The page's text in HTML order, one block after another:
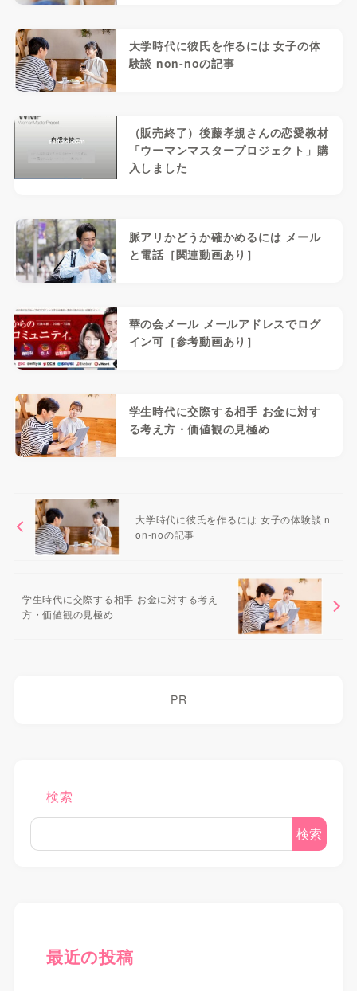
大学時代に彼氏を作るには 女子の体
験談 non-noの記事
（販売終了）後藤孝規さんの恋愛教材
「ウーマンマスタープロジェクト」購
入しました
脈アリかどうか確かめるには メール
と電話［関連動画あり］
華の会メール メールアドレスでログ
イン可［参考動画あり］
学生時代に交際する相手 お金に対す
る考え方・価値観の見極め
大学時代に彼氏を作るには 女子の体験談 n
on-noの記事
学生時代に交際する相手 お金に対する考え
方・価値観の見極め
PR
検索
検索
最近の投稿